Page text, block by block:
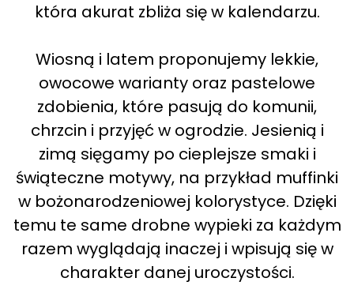
która akurat zbliża się w kalendarzu.
Wiosną i latem proponujemy lekkie,
owocowe warianty oraz pastelowe
zdobienia, które pasują do komunii,
chrzcin i przyjęć w ogrodzie. Jesienią i
zimą sięgamy po cieplejsze smaki i
świąteczne motywy, na przykład muffinki
w bożonarodzeniowej kolorystyce. Dzięki
temu te same drobne wypieki za każdym
razem wyglądają inaczej i wpisują się w
charakter danej uroczystości.